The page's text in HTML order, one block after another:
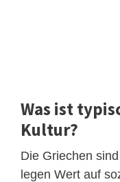
Was ist
Kultur?
Die Griechen
legen Wert auf